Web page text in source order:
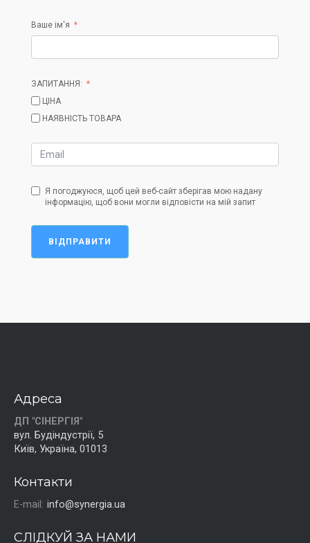
Ваше ім'я
ЗАПИТАННЯ:
ЦІНА
НАЯВНІСТЬ ТОВАРА
Я погоджуюся, щоб цей веб-сайт зберігав мою надану
інформацію, щоб вони могли відповісти на мій запит
ВІДПРАВИТИ
Адреса
ДП "СІНЕРГІЯ"
вул. Будіндустрії, 5
Київ, Україна, 01013
Контакти
E-mail: info@synergia.ua
СЛІДКУЙ ЗА НАМИ